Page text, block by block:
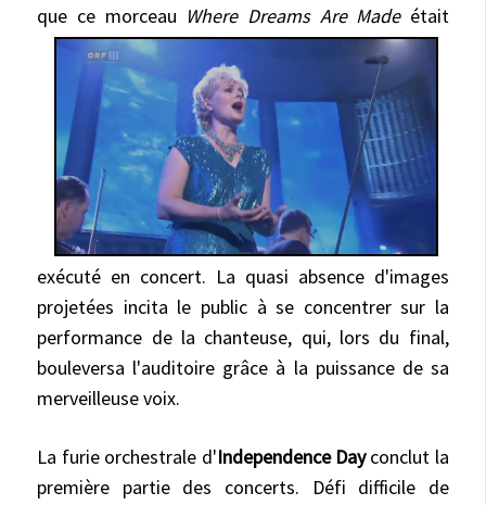
que ce morceau Where Dreams Are Made était
exécuté en concert. La quasi absence d'images
projetées incita le public à se concentrer sur la
performance de la chanteuse, qui, lors du final,
bouleversa l'auditoire grâce à la puissance de sa
merveilleuse voix.
La furie orchestrale d'Independence Dayconclut la
première partie des concerts. Défi difficile de